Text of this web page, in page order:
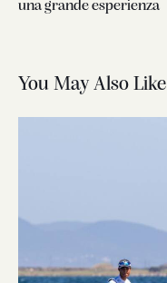
una grande esperienza
You May Also Like